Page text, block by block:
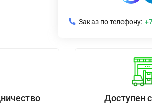
Заказ по телефону:
Доступен